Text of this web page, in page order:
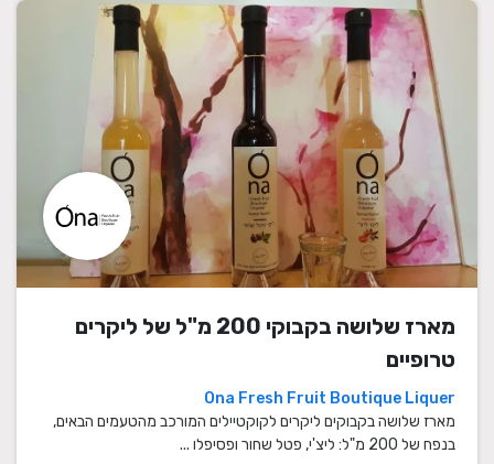
מארז שלושה בקבוקי 200 מ"ל של ליקרים
טרופיים
Ona Fresh Fruit Boutique Liquer
מארז שלושה בקבוקים ליקרים לקוקטיילים המורכב מהטעמים הבאים,
בנפח של 200 מ"ל: ליצ'י, פטל שחור ופסיפלו ...